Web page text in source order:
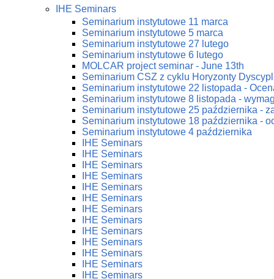
IHE Seminars
Seminarium instytutowe 11 marca
Seminarium instytutowe 5 marca
Seminarium instytutowe 27 lutego
Seminarium instytutowe 6 lutego
MOLCAR project seminar - June 13th
Seminarium CSZ z cyklu Horyzonty
Seminarium instytutowe 22 listopada -
Seminarium instytutowe 8 listopada -
Seminarium instytutowe 25 października -
Seminarium instytutowe 18 października -
Seminarium instytutowe 4 października
IHE Seminars
IHE Seminars
IHE Seminars
IHE Seminars
IHE Seminars
IHE Seminars
IHE Seminars
IHE Seminars
IHE Seminars
IHE Seminars
IHE Seminars
IHE Seminars
IHE Seminars